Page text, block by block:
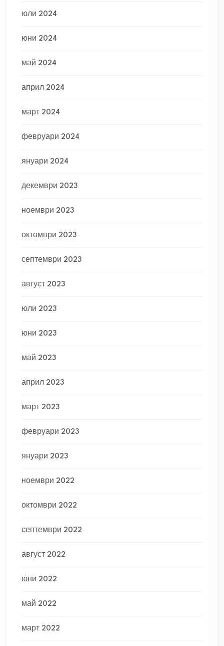
юли 2024
юни 2024
май 2024
април 2024
март 2024
февруари 2024
януари 2024
декември 2023
ноември 2023
октомври 2023
септември 2023
август 2023
юли 2023
юни 2023
май 2023
април 2023
март 2023
февруари 2023
януари 2023
ноември 2022
октомври 2022
септември 2022
август 2022
юни 2022
май 2022
март 2022